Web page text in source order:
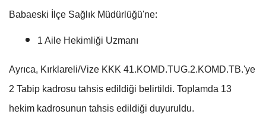
Babaeski İlçe Sağlık Müdürlüğü'ne:
1 Aile Hekimliği Uzmanı
Ayrıca, Kırklareli/Vize KKK 41.KOMD.TUG.2.KOMD.TB.'ye
2 Tabip kadrosu tahsis edildiği belirtildi. Toplamda 13
hekim kadrosunun tahsis edildiği duyuruldu.